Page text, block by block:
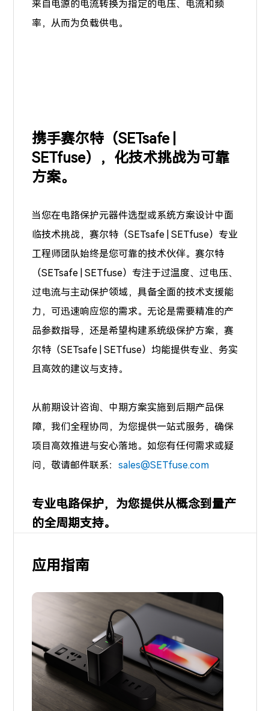
来自电源的电流转换为指定的电压、电流和频
率，从而为负载供电。
携手赛尔特（SETsafe |
SETfuse），化技术挑战为可靠
方案。
当您在电路保护元器件选型或系统方案设计中面
临技术挑战，赛尔特（SETsafe | SETfuse）专业
工程师团队始终是您可靠的技术伙伴。赛尔特
（SETsafe | SETfuse）专注于过温度、过电压、
过电流与主动保护领域，具备全面的技术支援能
力，可迅速响应您的需求。无论是需要精准的产
品参数指导，还是希望构建系统级保护方案，赛
尔特（SETsafe | SETfuse）均能提供专业、务实
且高效的建议与支持。
从前期设计咨询、中期方案实施到后期产品保
障，我们全程协同，为您提供一站式服务，确保
项目高效推进与安心落地。如您有任何需求或疑
问，敬请邮件联系：sales@SETfuse.com
专业电路保护，为您提供从概念到量产
的全周期支持。
应用指南